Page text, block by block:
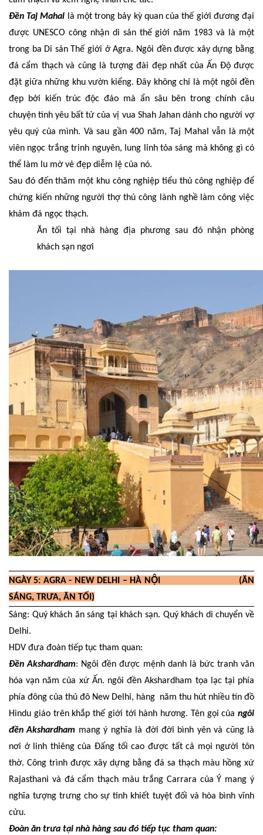
Đền Taj Mahal là một trong bảy kỳ quan của thế giới đương đại
được UNESCO công nhận di sản thế giới năm 1983 và là một
trong ba Di sản Thế giới ở Agra. Ngôi đền được xây dựng bằng
đá cẩm thạch và cũng là tượng đài đẹp nhất của Ấn Độ được
đặt giữa những khu vườn kiểng. Đây không chỉ là một ngôi đền
đẹp bởi kiến trúc độc đáo mà ẩn sâu bên trong chính câu
chuyện tình yêu bất tử của vị vua Shah Jahan dành cho người vợ
yêu quý của mình. Và sau gần 400 năm, Taj Mahal vẫn là một
viên ngọc trắng trinh nguyên, lung linh tỏa sáng mà không gì có
thể làm lu mờ vẻ đẹp diễm lệ của nó.
Sau đó đến thăm một khu công nghiệp tiểu thủ công nghiệp để
chứng kiến những người thợ thủ công lành nghề làm công việc
khảm đá ngọc thạch.
Ăn tối tại nhà hàng địa phương sau đó nhận phòng
khách sạn ngơi
NGÀY 5: AGRA - NEW DELHI – HÀ NỘI (ĂN
SÁNG, TRƯA, ĂN TỐI)
Sáng: Quý khách ăn sáng tại khách sạn. Quý khách di chuyển về
Delhi.
HDV đưa đoàn tiếp tục tham quan:
Đền Akshardham: Ngôi đền được mệnh danh là bức tranh văn
hóa vạn năm của xứ Ấn. ngôi đền Akshardham tọa lạc tại phía
phía đông của thủ đô New Delhi, hàng năm thu hút nhiều tín đồ
Hindu giáo trên khắp thế giới tới hành hương. Tên gọi của ngôi
đền Akshardham mang ý nghĩa là đời đời bình yên và cũng là
nơi ở linh thiêng của Đấng tối cao được tất cả mọi người tôn
thờ. Công trình được xây dựng bằng đá sa thạch màu hồng xứ
Rajasthani và đá cẩm thạch màu trắng Carrara của Ý mang ý
nghĩa tượng trưng cho sự tinh khiết tuyệt đối và hòa bình vĩnh
cửu.
Đoàn ăn trưa tại nhà hàng sau đó tiếp tục tham quan: